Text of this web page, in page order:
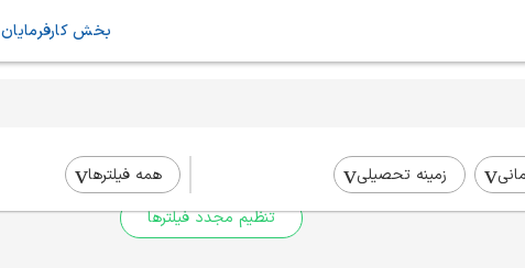
بخش کارفرمایان
زمینه تحصیلی همه فیلتر‌ها
برای جستجوی جامع‌تر از فیلترهای بالا استفاده کنید.
تنظیم مجدد فیلترها